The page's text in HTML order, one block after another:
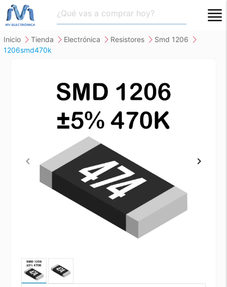
inicio tienda electrónica resistores
smd 1206
1206smd470k